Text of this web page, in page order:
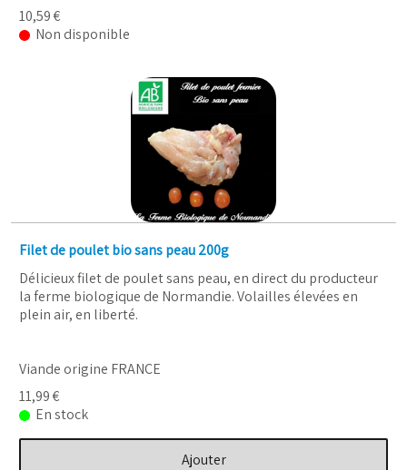
10,59 €
Non disponible
Filet de poulet bio sans peau 200g
Délicieux filet de poulet sans peau, en direct du producteur
la ferme biologique de Normandie. Volailles élevées en
plein air, en liberté.
Viande origine FRANCE
11,99 €
En stock
Ajouter